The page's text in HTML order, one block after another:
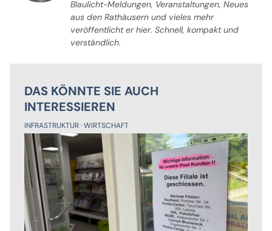
Blaulicht-Meldungen, Veranstaltungen, Neues
aus den Rathäusern und vieles mehr
veröffentlicht er hier. Schnell, kompakt und
verständlich.
DAS KÖNNTE SIE AUCH
INTERESSIEREN
INFRASTRUKTUR WIRTSCHAFT